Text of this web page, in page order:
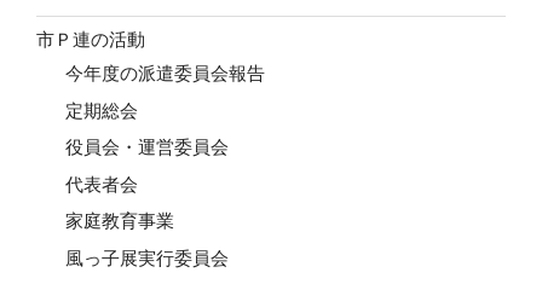
市Ｐ連の活動
今年度の派遣委員会報告
定期総会
役員会・運営委員会
代表者会
家庭教育事業
風っ子展実行委員会